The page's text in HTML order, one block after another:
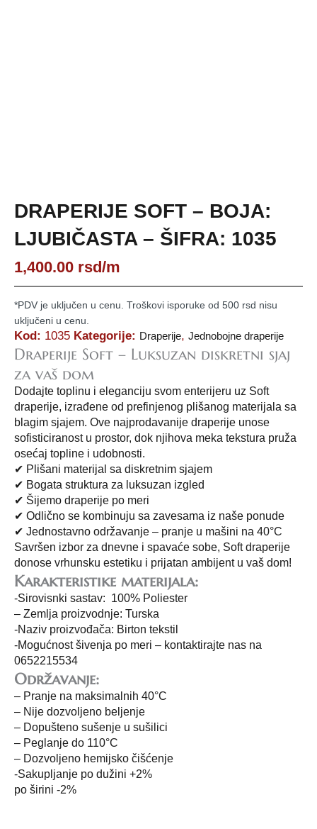
DRAPERIJE SOFT – BOJA:
LJUBIČASTA – ŠIFRA: 1035
1,400.00 rsd/m
*PDV je uključen u cenu. Troškovi isporuke od 500 rsd nisu
uključeni u cenu.
Kod: 1035 Kategorije: Draperije, Jednobojne draperije
Draperije Soft – Luksuzan diskretni sjaj
za vaš dom
Dodajte toplinu i eleganciju svom enterijeru uz Soft
draperije, izrađene od prefinjenog plišanog materijala sa
blagim sjajem. Ove najprodavanije draperije unose
sofisticiranost u prostor, dok njihova meka tekstura pruža
osećaj topline i udobnosti.
✔ Plišani materijal sa diskretnim sjajem
✔ Bogata struktura za luksuzan izgled
✔ Šijemo draperije po meri
✔ Odlično se kombinuju sa zavesama iz naše ponude
✔ Jednostavno održavanje – pranje u mašini na 40°C
Savršen izbor za dnevne i spavaće sobe, Soft draperije
donose vrhunsku estetiku i prijatan ambijent u vaš dom!
Karakteristike materijala:
-Sirovisnki sastav: 100% Poliester
– Zemlja proizvodnje: Turska
-Naziv proizvođača: Birton tekstil
-Mogućnost šivenja po meri – kontaktirajte nas na
0652215534
Održavanje:
– Pranje na maksimalnih 40°C
– Nije dozvoljeno beljenje
– Dopušteno sušenje u sušilici
– Peglanje do 110°C
– Dozvoljeno hemijsko čišćenje
-Sakupljanje po dužini +2%
po širini -2%